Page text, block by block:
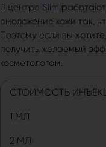
В центре Slim работают
омоложение кожи так,
Поэтому если вы
получить желаемый
косметологам.
СТОИМОСТЬ
1 МЛ
2 МЛ